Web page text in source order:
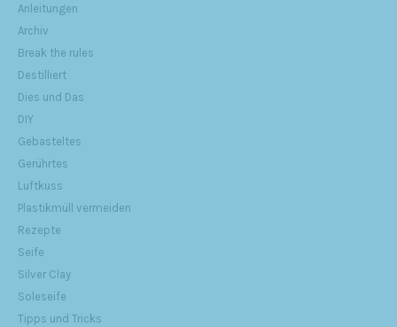
Anleitungen
Archiv
Break the rules
Destilliert
Dies und Das
DIY
Gebasteltes
Gerührtes
Luftkuss
Plastikmüll vermeiden
Rezepte
Seife
Silver Clay
Soleseife
Tipps und Tricks